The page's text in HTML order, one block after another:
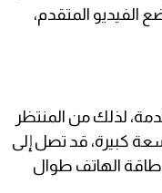
الفيديو المتقدم،
لذلك من المنتظر
كبيرة، قد تصل إلى
طاقة الهاتف طوال